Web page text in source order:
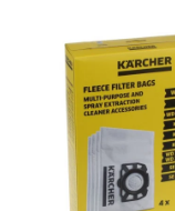
Birotica & Papetarie
Console, Jocuri &
Ingrijire personala &
Accesorii aparate de
Accesorii aparate